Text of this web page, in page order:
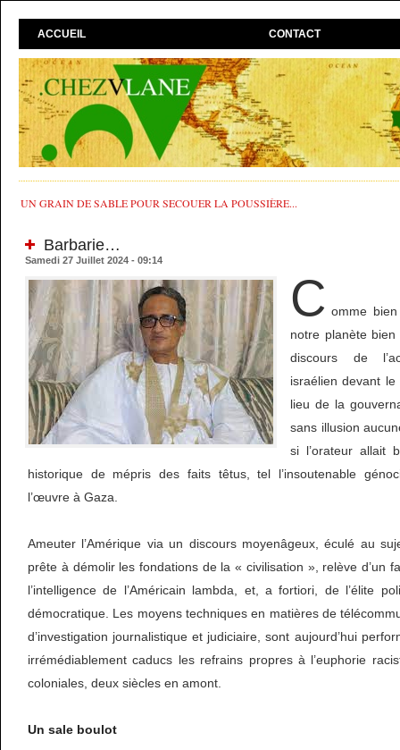
ACCUEIL CONTACT
UN GRAIN DE SABLE POUR SECOUER LA POUSSIÈRE...
Barbarie…
Samedi 27 Juillet 2024 - 09:14
C omme
notre planète
discours de
israélien devant
lieu de la
sans illusion
si l’orateur allait
historique de mépris des faits têtus, tel l’insoutenable
l’œuvre à Gaza.
Ameuter l’Amérique via un discours moyenâgeux, éculé au
prête à démolir les fondations de la « civilisation », relève d’un
l’intelligence de l’Américain lambda, et, a fortiori, de l’élite
démocratique. Les moyens techniques en matières de
d’investigation journalistique et judiciaire, sont aujourd’hui
irrémédiablement caducs les refrains propres à l’euphorie
coloniales, deux siècles en amont.
Un sale boulot